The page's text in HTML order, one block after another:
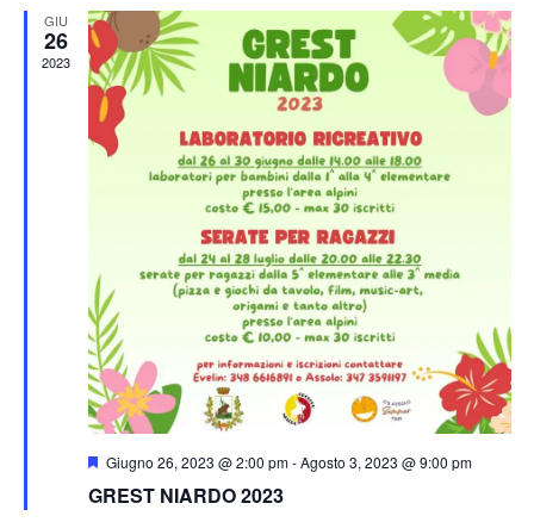
GIU
26
2023
Segnalati
Giugno 26, 2023 @ 2:00 pm-Agosto 3, 2023 @ 9:00 pm
GREST NIARDO 2023